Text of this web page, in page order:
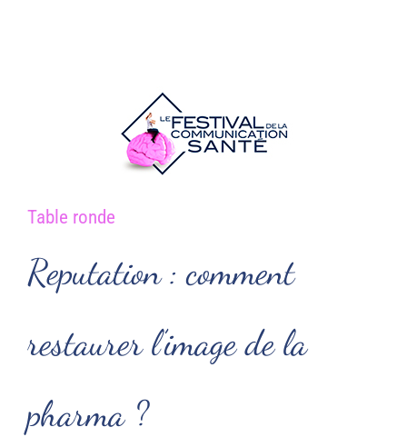
Table ronde
Reputation : comment
restaurer l’image de la
pharma ?